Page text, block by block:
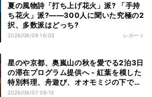
夏の風物詩「打ち上げ花火」派? 「手持
ち花火」派?――300人に聞いた究極の2
択、多数派はどっち?
2026/08/09 16:03 レポート
星のや京都、奥嵐山の秋を愛でる2泊3日
の滞在プログラム提供へ - 紅葉を模した
特別料理、舟遊び、オオモミジの下でお
こなう深呼吸など
2026/08/07 09:15